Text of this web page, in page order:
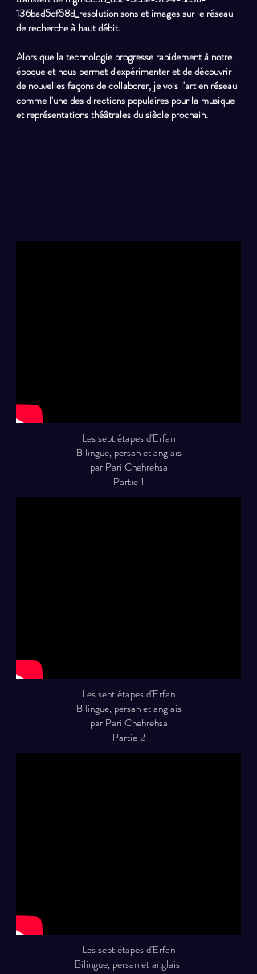
136bad5cf58d_resolution sons et images sur le réseau
de recherche à haut débit.
Alors que la technologie progresse rapidement à notre
époque et nous permet d'expérimenter et de découvrir
de nouvelles façons de collaborer, je vois l'art en réseau
comme l'une des directions populaires pour la musique
et représentations théâtrales du siècle prochain.
Les sept étapes d'Erfan
Bilingue, persan et anglais
par Pari Chehrehsa
Partie 1
Les sept étapes d'Erfan
Bilingue, persan et anglais
par Pari Chehrehsa
Partie 2
Les sept étapes d'Erfan
Bilingue, persan et anglais